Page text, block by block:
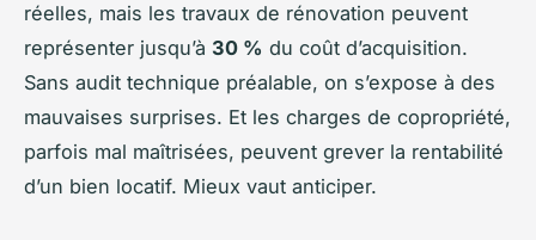
réelles, mais les travaux de rénovation peuvent
représenter jusqu’à 30 % du coût d’acquisition.
Sans audit technique préalable, on s’expose à des
mauvaises surprises. Et les charges de copropriété,
parfois mal maîtrisées, peuvent grever la rentabilité
d’un bien locatif. Mieux vaut anticiper.